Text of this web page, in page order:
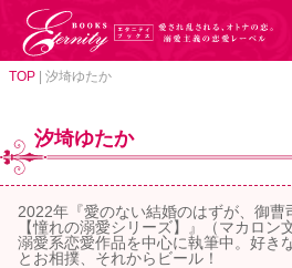
TOP 汐埼ゆたか
汐埼ゆたか
2022年『愛のない結婚のはずが、御曹
【憧れの溺愛シリーズ】』（マカロン
溺愛系恋愛作品を中心に執筆中。好き
とお相撲、それからビール！